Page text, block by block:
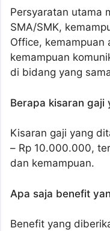
Persyaratan utama
SMA/SMK,
Office, kemampuan
kemampuan
di bidang yang
Berapa kisaran gaji
Kisaran gaji yang
– Rp 10.000.000,
dan kemampuan.
Apa saja benefit
Benefit yang